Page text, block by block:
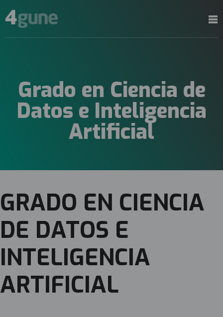
Grado en Ciencia de
Datos e Inteligencia
Artificial
GRADO EN CIENCIA
DE DATOS E
INTELIGENCIA
ARTIFICIAL